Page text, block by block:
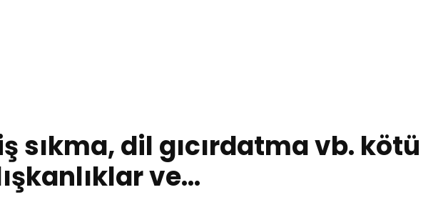
sıkma, dil gıcırdatma vb. kötü
ve...